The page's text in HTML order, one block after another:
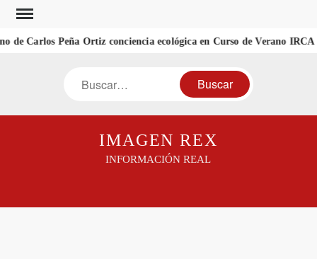
Saltar
contenido
de Carlos Peña Ortiz conciencia ecológica en Curso de Verano IRCA
Buscar
IMAGEN REX
INFORMACIÓN REAL